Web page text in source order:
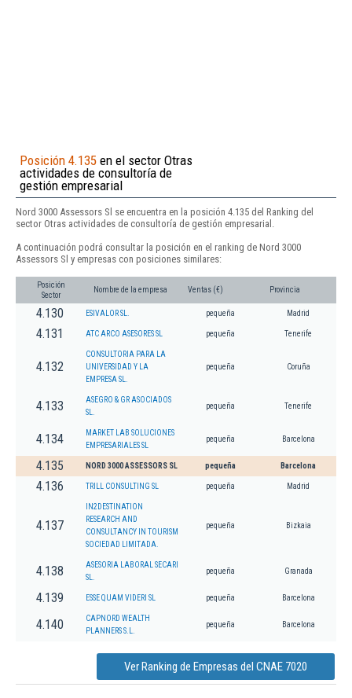
Posición 4.135 en el sector Otras
actividades de consultoría de
gestión empresarial
Nord 3000 Assessors Sl se encuentra en la posición 4.135 del Ranking del
sector Otras actividades de consultoría de gestión empresarial.
A continuación podrá consultar la posición en el ranking de Nord 3000
Assessors Sl y empresas con posiciones similares:
Posición
Sector
Nombre de la empresa Ventas (€) Provincia
4.130 ESIVALOR SL. pequeña Madrid
4.131 ATC ARCO ASESORES SL pequeña Tenerife
4.132
CONSULTORIA PARA LA
UNIVERSIDAD Y LA
EMPRESA SL.
pequeña Coruña
4.133
ASEGRO & GR ASOCIADOS
SL.
pequeña Tenerife
4.134
MARKET LAB SOLUCIONES
EMPRESARIALES SL
pequeña Barcelona
4.135 NORD 3000 ASSESSORS SL pequeña Barcelona
4.136 TRILL CONSULTING SL pequeña Madrid
4.137
IN2DESTINATION
RESEARCH AND
CONSULTANCY IN TOURISM
SOCIEDAD LIMITADA.
pequeña Bizkaia
4.138
ASESORIA LABORAL SECARI
SL.
pequeña Granada
4.139 ESSE QUAM VIDERI SL pequeña Barcelona
4.140
CAPNORD WEALTH
PLANNERS S.L.
pequeña Barcelona
Ver Ranking de Empresas del CNAE 7020